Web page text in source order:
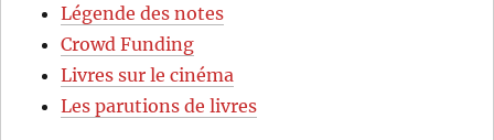
Légende des notes
Crowd Funding
Livres sur le cinéma
Les parutions de livres